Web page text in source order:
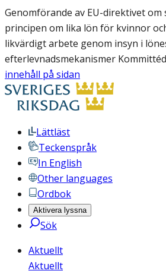
Genomförande av EU-direktivet
principen om lika lön för kvinnor
likvärdigt arbete genom insyn i
efterlevnadsmekanismer
innehåll på sidan
Lättläst
Teckenspråk
In English
Other languages
Ordbok
Aktivera lyssna
Sök
Aktuellt
Aktuellt